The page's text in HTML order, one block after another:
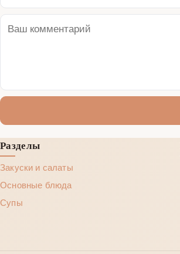
Разделы
Закуски и салаты
Основные блюда
Супы